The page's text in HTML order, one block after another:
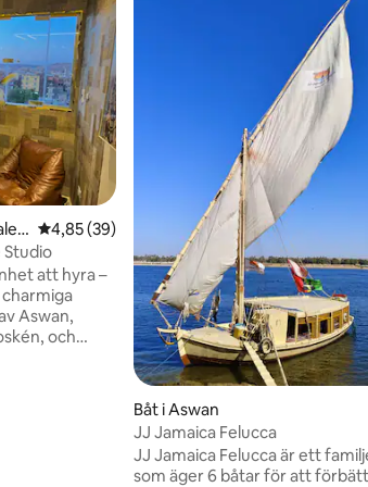
4,85 av 5 i genomsnittligt betyg, 39
4,85 (39)
Studio
att hyra –
Aswan,
och
Båt i Aswan
JJ Jamaica Felucca
JJ Jamaica Felucca är ett
som äger 6 båtar för att